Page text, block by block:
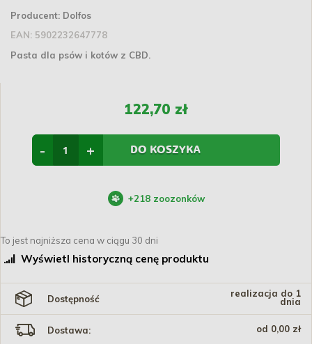
Producent: Dolfos
EAN: 5902232647778
Pasta dla psów i kotów z CBD.
122,70 zł
+
- DO KOSZYKA
+218 zoozonków
To jest najniższa cena w ciągu 30 dni
Wyświetl historyczną cenę produktu
Dostępność
realizacja do 1
dnia
Dostawa: od 0,00 zł